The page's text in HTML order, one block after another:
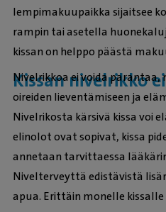
lempimakuupaikka sijaitsee
rampin tai asetella
kissan on helppo päästä
Kissan nivelrikko
Nivelrikkoa ei voida
oireiden lieventämiseen ja
Nivelrikosta kärsivä kissa voi
elinolot ovat sopivat, kissa
annetaan tarvittaessa
Nivelterveyttä edistävistä
apua. Erittäin monelle